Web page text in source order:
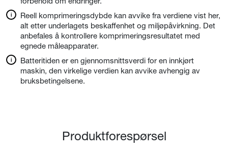
Reell komprimeringsdybde kan avvike fra verdiene vist her,
alt etter underlagets beskaffenhet og miljøpåvirkning. Det
anbefales å kontrollere komprimeringsresultatet med
egnede måleapparater.
Batteritiden er en gjennomsnittsverdi for en innkjørt
maskin, den virkelige verdien kan avvike avhengig av
bruksbetingelsene.
Produktforespørsel